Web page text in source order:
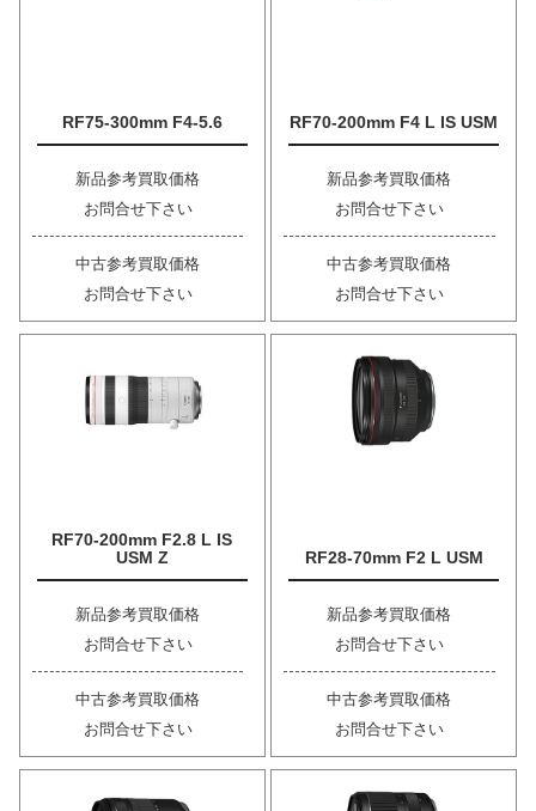
RF75-300mm F4-5.6
新品参考買取価格
お問合せ下さい
中古参考買取価格
お問合せ下さい
RF70-200mm F4 L IS USM
新品参考買取価格
お問合せ下さい
中古参考買取価格
お問合せ下さい
RF70-200mm F2.8 L IS
USM Z
新品参考買取価格
お問合せ下さい
中古参考買取価格
お問合せ下さい
RF28-70mm F2 L USM
新品参考買取価格
お問合せ下さい
中古参考買取価格
お問合せ下さい